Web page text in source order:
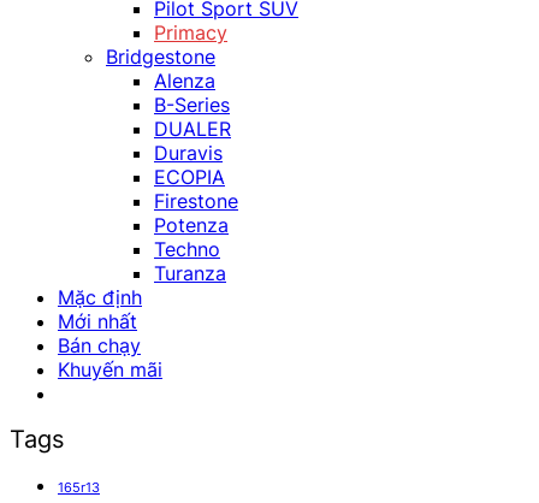
Pilot Sport SUV
Primacy
Bridgestone
Alenza
B-Series
DUALER
Duravis
ECOPIA
Firestone
Potenza
Techno
Turanza
Mặc định
Mới nhất
Bán chạy
Khuyến mãi
Tags
165r13